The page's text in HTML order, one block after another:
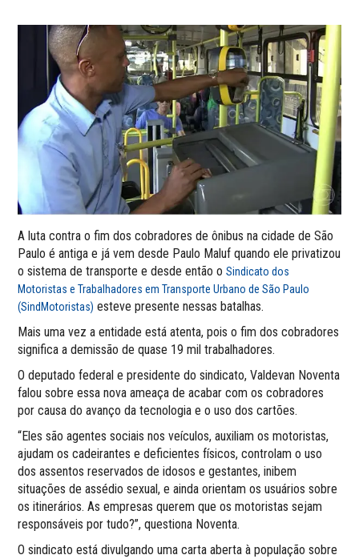
A luta contra o fim dos cobradores de ônibus na cidade de São
Paulo é antiga e já vem desde Paulo Maluf quando ele privatizou
o sistema de transporte e desde então oSindicato dos
Motoristas e Trabalhadores em Transporte Urbano de São Paulo
(SindMotoristas) esteve presente nessas batalhas.
Mais uma vez a entidade está atenta, pois o fim dos cobradores
significa a demissão de quase 19 mil trabalhadores.
O deputado federal e presidente do sindicato, Valdevan Noventa
falou sobre essa nova ameaça de acabar com os cobradores
por causa do avanço da tecnologia e o uso dos cartões.
“Eles são agentes sociais nos veículos, auxiliam os motoristas,
ajudam os cadeirantes e deficientes físicos, controlam o uso
dos assentos reservados de idosos e gestantes, inibem
situações de assédio sexual, e ainda orientam os usuários sobre
os itinerários. As empresas querem que os motoristas sejam
responsáveis por tudo?”, questiona Noventa.
O sindicato está divulgando uma carta aberta à população sobre